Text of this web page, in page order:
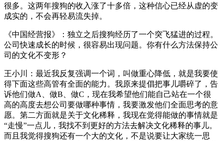
很多。这两年搜狗的收入涨了十多倍，这种信心已经从虚的变
成实的，不会再轻易流失掉。
《中国经营报》：独立之后搜狗经历了一个突飞猛进的过程。
公司快速成长的时候，很容易出现问题。你有什么方法保持公
司的文化不变形？
王小川：最近我反复强调一个词，叫做重心降低，就是我要使
得下面这些高管有全面的能力。我原来提倡把事儿嚼碎了，告
诉他们做A、做B、做C，现在我希望他们能自己站在一个很
高的高度去想公司要做哪种事情，我要激发他们全面思考的意
愿。第二方面就是关于文化稀释，我现在觉得能做的事情就是
“走慢”一点儿，我找不到更好的方法去解决文化稀释的事儿。
而且我觉得搜狗还有一个大的文化，不是说要让大家统一思